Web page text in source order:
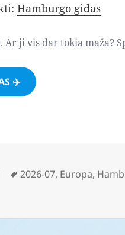
Hamburgo gidas
Ar ji vis dar tokia maža?
✈️
Žymos
2026-07, Europa,